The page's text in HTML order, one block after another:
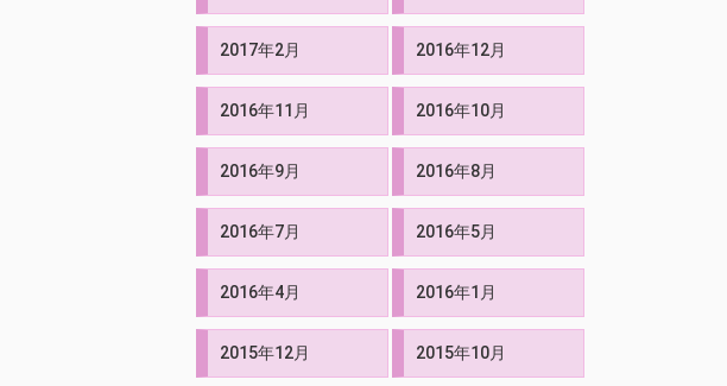
2017年2月 2016年12月
2016年11月 2016年10月
2016年9月 2016年8月
2016年7月 2016年5月
2016年4月 2016年1月
2015年12月 2015年10月